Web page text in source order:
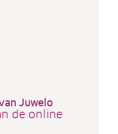
Juwelo
de online